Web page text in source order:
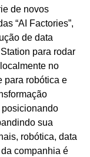
de novos
“AI Factories”,
de data
para rodar
no
para robótica e
posicionando
sua
robótica, data
companhia é